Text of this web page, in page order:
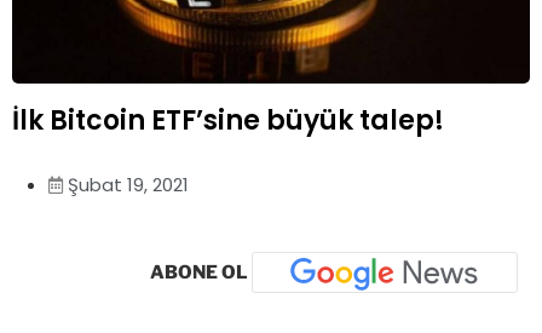
İlk Bitcoin ETF’sine büyük talep!
Şubat 19, 2021
ABONE OL